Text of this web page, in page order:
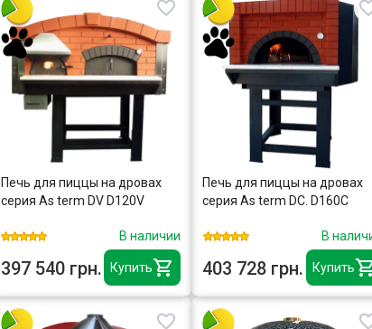
Купить
Печь для пиццы на дровах
серия As term DV D120V
В наличии
397 540 грн. Купить
Печь для пиццы на дровах
серия As term DC. D160C
В
403 728 грн.